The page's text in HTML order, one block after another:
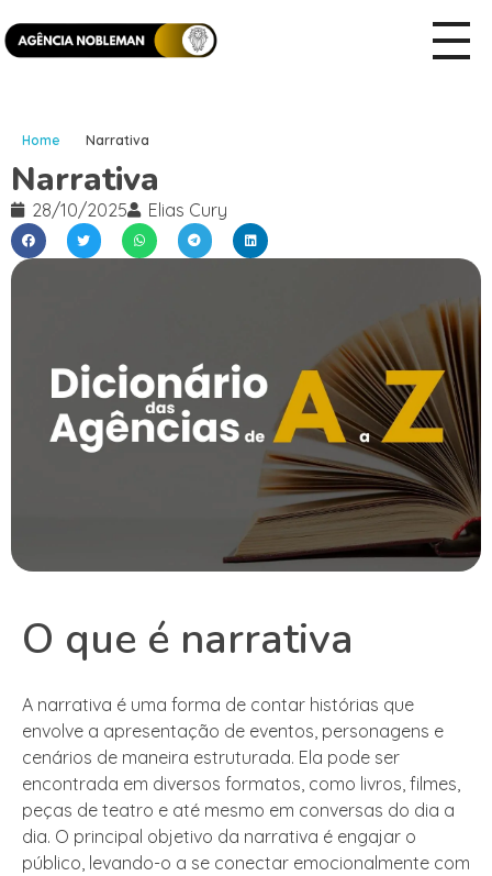
Home Narrativa
Narrativa
28/10/2025 Elias Cury
O que é narrativa
A narrativa é uma forma de contar histórias que
envolve a apresentação de eventos, personagens e
cenários de maneira estruturada. Ela pode ser
encontrada em diversos formatos, como livros, filmes,
peças de teatro e até mesmo em conversas do dia a
dia. O principal objetivo da narrativa é engajar o
público, levando-o a se conectar emocionalmente com